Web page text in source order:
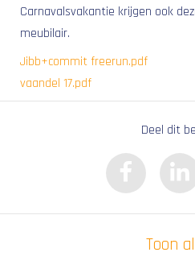
Carnavalsvakantie krijgen ook
meubilair.
Jibb+commit freerun.pdf
vaandel 17.pdf
Deel dit
Toon